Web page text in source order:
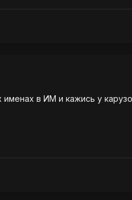
в ИМ и кажись у